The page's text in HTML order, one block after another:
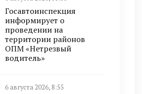
Госавтоинспекция
информирует о
проведении на
территории районов
ОПМ «Нетрезвый
водитель»
6 августа 2026, 8:55